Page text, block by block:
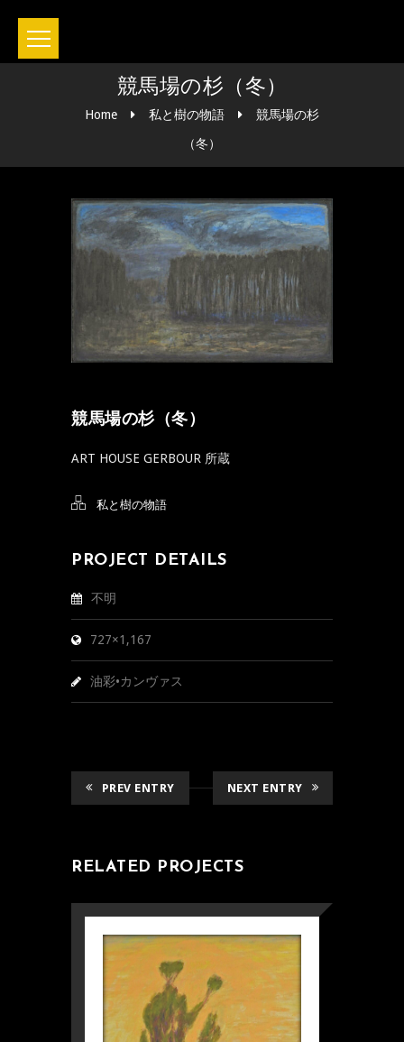
競馬場の杉（冬）
Home 私と樹の物語
競馬場の杉
（冬）
競馬場の杉（冬）
ART HOUSE GERBOUR 所蔵
私と樹の物語
PROJECT DETAILS
不明
727×1,167
油彩•カンヴァス
PREV ENTRY NEXT ENTRY
RELATED PROJECTS